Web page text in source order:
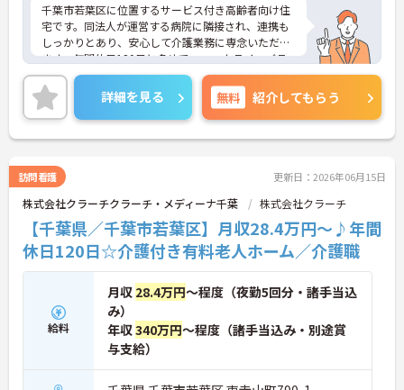
千葉市若葉区に位置するサービス付き高齢者向け住
宅です。同法人が運営する病院に隣接され、連携も
しっかりとあり、安心して介護業務に専念いただけ
ます。年間休日120日と多めで、ワークライフバラ
ンスを重視されたい方にもおすすめです。住宅手
当、家族手当等の福利厚生も整っています。ご興味
のある方には、面接対策ポイントなど、さらに詳細
をお話しいたしますのでお気軽にご相談ください！
詳細を見る 無料 紹介してもらう
訪問看護 更新日：2026年06月15日
株式会社クラーチクラーチ・メディーナ千葉 株式会社クラーチ
【千葉県／千葉市若葉区】月収28.4万円～♪年間
休日120日☆介護付き有料老人ホーム／介護職
給料
月収 28.4万円～程度（夜勤5回分・諸手当込
み）
年収340万円～程度（諸手当込み・別途賞
与支給）